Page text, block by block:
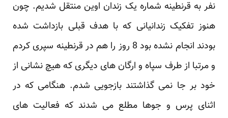
نفر به قرنطینه شماره یک زندان اوین منتقل شدیم. چون
هنوز تفکیک زندانیانی که با هدف قبلی بازداشت شده
بودند انجام نشده بود 8 روز را هم در قرنطینه سپری کردم
و مرتبا از طرف سپاه و ارگان های دیگری که هیچ نشانی از
خود بر جا نمی گذاشتند بازجویی شدم. هنگامی که در
اثنای پرس و جوها مطلع می شدند که فعالیت های